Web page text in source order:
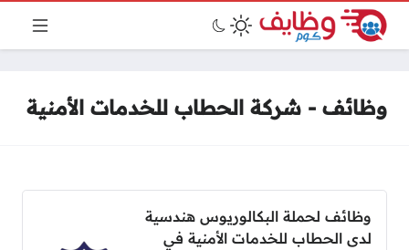
وظائف - شركة الحطاب للخدمات الأمنية
وظائف لحملة البكالوريوس هندسية
لدى الحطاب للخدمات الأمنية في